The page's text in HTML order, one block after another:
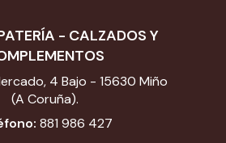
- CALZADOS Y
4 Bajo - 15630 Miño
(A Coruña).
881 986 427